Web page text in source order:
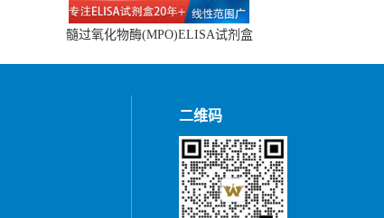
髓过氧化物酶(MPO)ELISA试剂盒
二维码